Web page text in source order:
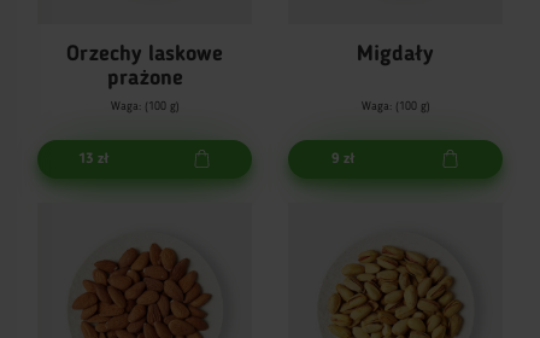
Orzechy laskowe
prażone
Waga: (100 g)
13 zł
Migdały
Waga: (100 g)
9 zł